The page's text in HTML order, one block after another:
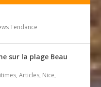
Tendance
sur la plage Beau
,Articles, Nice,